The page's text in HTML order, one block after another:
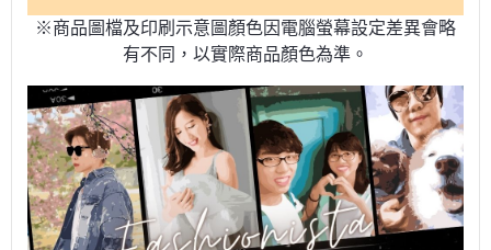
※商品圖檔及印刷示意圖顏色因電腦螢幕設定差異會略
有不同，以實際商品顏色為準。